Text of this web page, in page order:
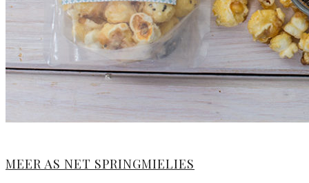
MEER AS NET SPRINGMIELIES